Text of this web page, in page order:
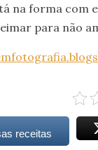
na forma com
para não
receitas